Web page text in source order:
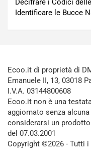
Identificare le Bucce
Ecoo.it di proprietà di
Emanuele II, 13, 03018
I.V.A. 03144800608
Ecoo.it non è una
aggiornato senza
considerarsi un
del 07.03.2001
Copyright ©2026 - Tutti